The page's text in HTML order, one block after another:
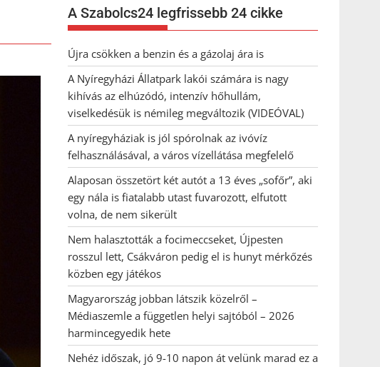
A Szabolcs24 legfrissebb 24 cikke
Újra csökken a benzin és a gázolaj ára is
A Nyíregyházi Állatpark lakói számára is nagy
kihívás az elhúzódó, intenzív hőhullám,
viselkedésük is némileg megváltozik (VIDEÓVAL)
A nyíregyháziak is jól spórolnak az ivóvíz
felhasználásával, a város vízellátása megfelelő
Alaposan összetört két autót a 13 éves „sofőr”, aki
egy nála is fiatalabb utast fuvarozott, elfutott
volna, de nem sikerült
Nem halasztották a focimeccseket, Újpesten
rosszul lett, Csákváron pedig el is hunyt mérkőzés
közben egy játékos
Magyarország jobban látszik közelről –
Médiaszemle a független helyi sajtóból – 2026
harmincegyedik hete
Nehéz időszak, jó 9-10 napon át velünk marad ez a